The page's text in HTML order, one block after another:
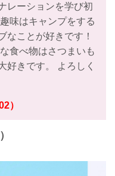
レーションを学び初
味はキャンプをする
なことが好きです！
食べ物はさつまいも
好きです。 よろしく
）